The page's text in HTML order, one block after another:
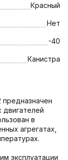
Красный
Нет
-40
Канистра
предназначен
в
агрегатах,
эксплуатации